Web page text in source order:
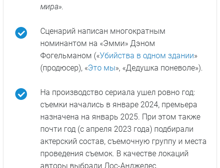
мира».
Сценарий написан многократным
номинантом на «Эмми» Дэном
Фогельманом («Убийства в одном здании»
(продюсер), «Это мы», «Дедушка поневоле»).
На производство сериала ушел ровно год:
съемки начались в январе 2024, премьера
назначена на январь 2025. При этом также
почти год (с апреля 2023 года) подбирали
актерский состав, съемочную группу и места
проведения съемок. В качестве локаций
авторы выбрали Лос-Анджелес.